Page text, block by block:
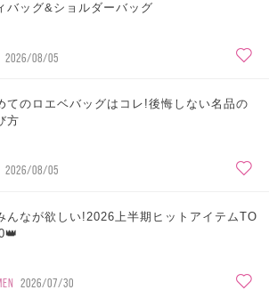
バッグ&ショルダーバッグ
2026/08/05
てのロエベバッグはコレ!後悔しない名品の
方
2026/08/05
んなが欲しい!2026上半期ヒットアイテムTO
2026/07/30